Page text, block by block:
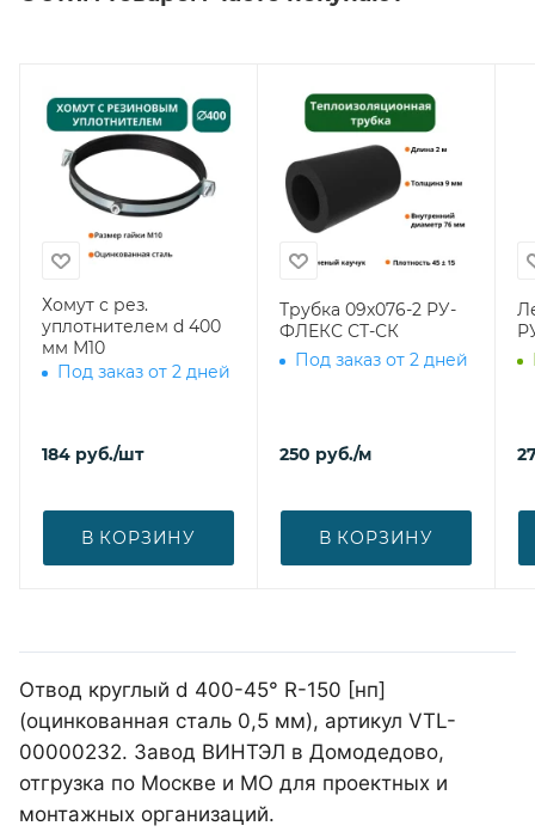
Хомут с рез.
уплотнителем d 400
мм М10
Под заказ от 2 дней
184 руб./шт
В КОРЗИНУ
Трубка 09х076-2 РУ-
ФЛЕКС СТ-СК
Под заказ от 2 дней
250 руб./м
В КОРЗИНУ
Отвод круглый d 400-45° R-150 [нп]
(оцинкованная сталь 0,5 мм), артикул VTL-
00000232. Завод ВИНТЭЛ в Домодедово,
отгрузка по Москве и МО для проектных и
монтажных организаций.